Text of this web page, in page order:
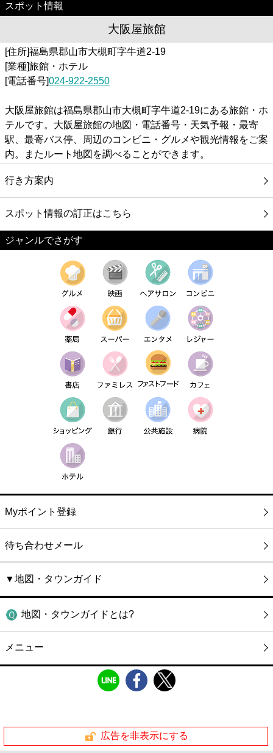
スポット情報
大阪屋旅館
[住所]福島県郡山市大槻町字牛道2-19
[業種]旅館・ホテル
[電話番号]024-922-2550
大阪屋旅館は福島県郡山市大槻町字牛道2-19にある旅館・ホ
テルです。大阪屋旅館の地図・電話番号・天気予報・最寄
駅、最寄バス停、周辺のコンビニ・グルメや観光情報をご案
内。またルート地図を調べることができます。
行き方案内
スポット情報の訂正はこちら
ジャンルでさがす
Myポイント登録
待ち合わせメール
▼地図・タウンガイド
地図・タウンガイドとは?
メニュー
広告を非表示にする